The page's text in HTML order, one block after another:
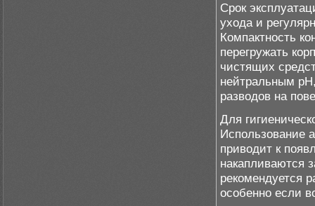
Срок
ухода и
Компактность
перегружать
чистящих
нейтральным
разводов на
Для
Использование
приводит к
накапливаются
рекомендуется
особенно если